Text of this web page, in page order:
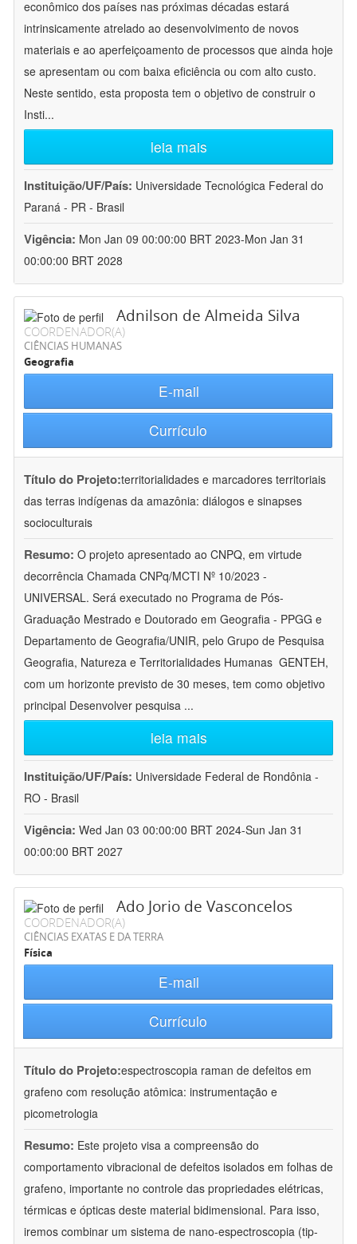
econômico dos países nas próximas décadas estará
intrinsicamente atrelado ao desenvolvimento de novos
materiais e ao aperfeiçoamento de processos que ainda hoje
se apresentam ou com baixa eficiência ou com alto custo.
Neste sentido, esta proposta tem o objetivo de construir o
Insti...
leia mais
Instituição/UF/País: Universidade Tecnológica Federal do
Paraná - PR - Brasil
Vigência: Mon Jan 09 00:00:00 BRT 2023-Mon Jan 31
00:00:00 BRT 2028
Adnilson de Almeida Silva
COORDENADOR(A)
CIÊNCIAS HUMANAS
Geografia
E-mail
Currículo
Título do Projeto:territorialidades e marcadores territoriais
das terras indígenas da amazônia: diálogos e sinapses
socioculturais
Resumo: O projeto apresentado ao CNPQ, em virtude
decorrência Chamada CNPq/MCTI Nº 10/2023 -
UNIVERSAL. Será executado no Programa de Pós-
Graduação Mestrado e Doutorado em Geografia - PPGG e
Departamento de Geografia/UNIR, pelo Grupo de Pesquisa
Geografia, Natureza e Territorialidades Humanas  GENTEH,
com um horizonte previsto de 30 meses, tem como objetivo
principal Desenvolver pesquisa ...
leia mais
Instituição/UF/País: Universidade Federal de Rondônia -
RO - Brasil
Vigência: Wed Jan 03 00:00:00 BRT 2024-Sun Jan 31
00:00:00 BRT 2027
Ado Jorio de Vasconcelos
COORDENADOR(A)
CIÊNCIAS EXATAS E DA TERRA
Física
E-mail
Currículo
Título do Projeto:espectroscopia raman de defeitos em
grafeno com resolução atômica: instrumentação e
picometrologia
Resumo: Este projeto visa a compreensão do
comportamento vibracional de defeitos isolados em folhas de
grafeno, importante no controle das propriedades elétricas,
térmicas e ópticas deste material bidimensional. Para isso,
iremos combinar um sistema de nano-espectroscopia (tip-